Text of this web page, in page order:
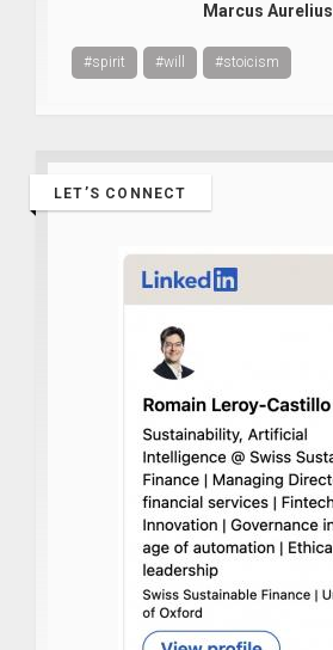
Marcus Aurelius
#spirit #will #stoicism
LET’S CONNECT